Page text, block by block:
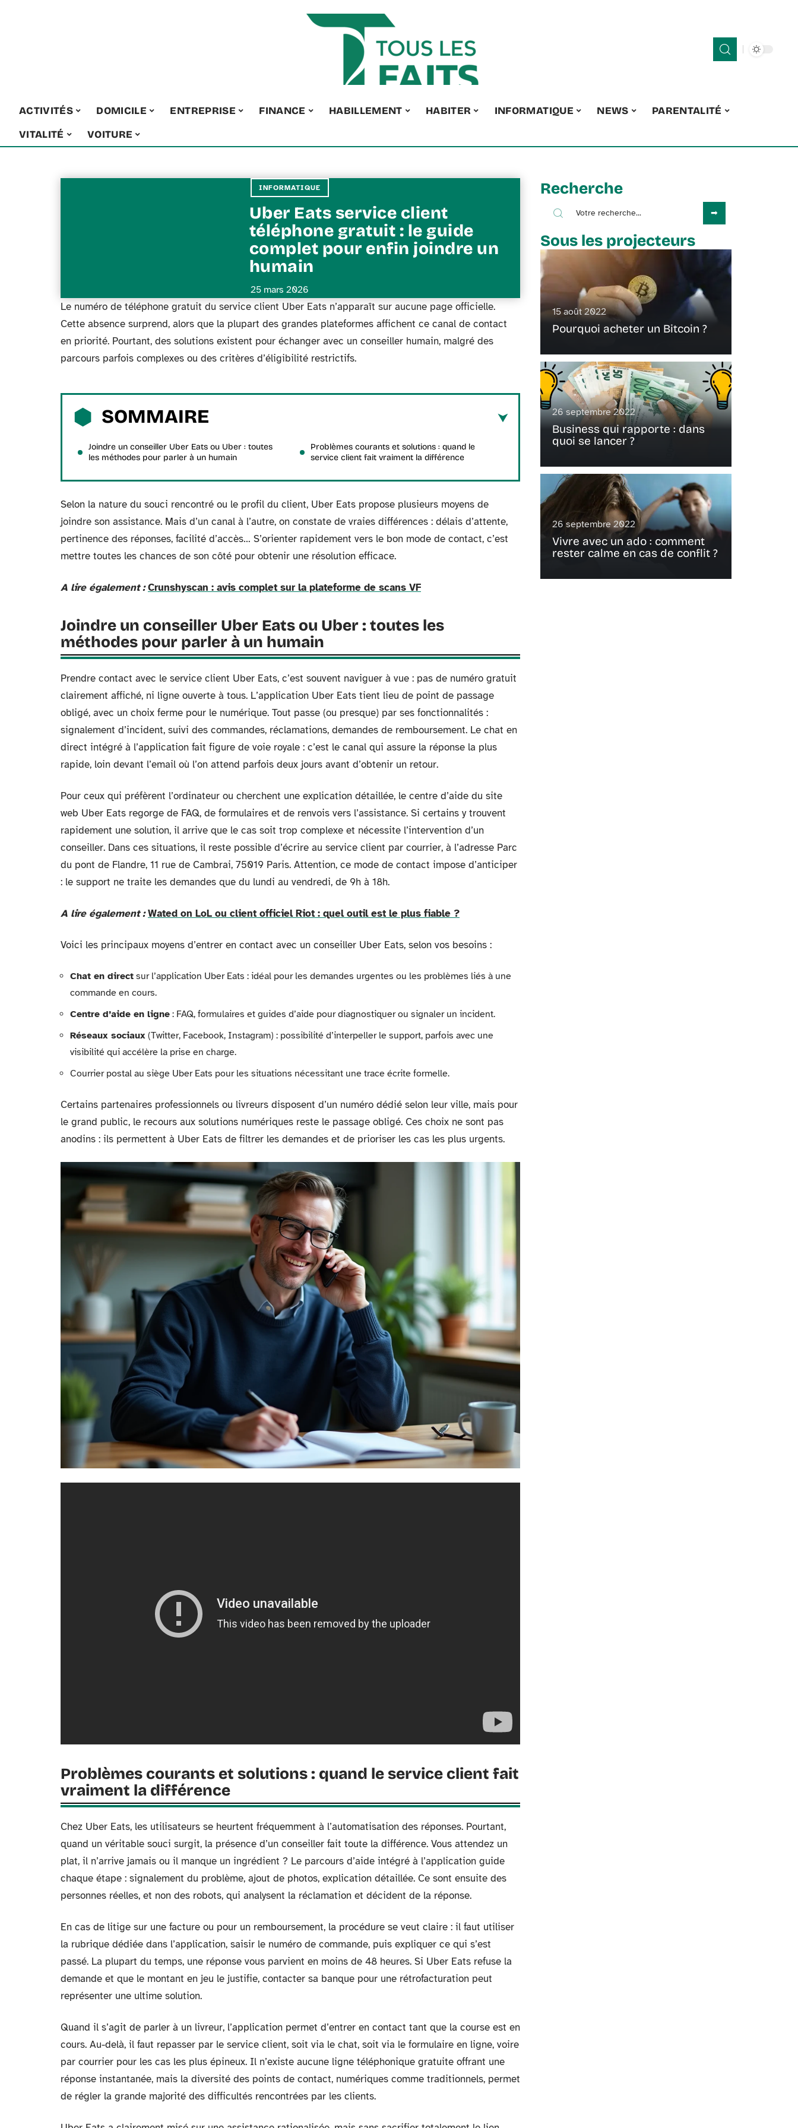
ACTIVITÉS DOMICILE ENTREPRISE FINANCE HABILLEMENT HABITER INFORMATIQUE NEWS
PARENTALITÉ
VITALITÉ
VOITURE
INFORMATIQUE
Uber Eats service client
téléphone gratuit : le guide
complet pour enfin joindre un
humain
25 mars 2026
Le numéro de téléphone gratuit du service client Uber Eats n’apparaît sur aucune page officielle.
Cette absence surprend, alors que la plupart des grandes plateformes affichent ce canal de contact
en priorité. Pourtant, des solutions existent pour échanger avec un conseiller humain, malgré des
parcours parfois complexes ou des critères d’éligibilité restrictifs.
SOMMAIRE
Joindre un conseiller Uber Eats ou Uber : toutes
les méthodes pour parler à un humain
Problèmes courants et solutions : quand le
service client fait vraiment la différence
Selon la nature du souci rencontré ou le profil du client, Uber Eats propose plusieurs moyens de
joindre son assistance. Mais d’un canal à l’autre, on constate de vraies différences : délais d’attente,
pertinence des réponses, facilité d’accès… S’orienter rapidement vers le bon mode de contact, c’est
mettre toutes les chances de son côté pour obtenir une résolution efficace.
A lire également : Crunshyscan : avis complet sur la plateforme de scans VF
Joindre un conseiller Uber Eats ou Uber : toutes les
méthodes pour parler à un humain
Prendre contact avec le service client Uber Eats, c’est souvent naviguer à vue : pas de numéro gratuit
clairement affiché, ni ligne ouverte à tous. L’application Uber Eats tient lieu de point de passage
obligé, avec un choix ferme pour le numérique. Tout passe (ou presque) par ses fonctionnalités :
signalement d’incident, suivi des commandes, réclamations, demandes de remboursement. Le chat en
direct intégré à l’application fait figure de voie royale : c’est le canal qui assure la réponse la plus
rapide, loin devant l’email où l’on attend parfois deux jours avant d’obtenir un retour.
Pour ceux qui préfèrent l’ordinateur ou cherchent une explication détaillée, le centre d’aide du site
web Uber Eats regorge de FAQ, de formulaires et de renvois vers l’assistance. Si certains y trouvent
rapidement une solution, il arrive que le cas soit trop complexe et nécessite l’intervention d’un
conseiller. Dans ces situations, il reste possible d’écrire au service client par courrier, à l’adresse Parc
du pont de Flandre, 11 rue de Cambrai, 75019 Paris. Attention, ce mode de contact impose d’anticiper
: le support ne traite les demandes que du lundi au vendredi, de 9h à 18h.
A lire également : Wated on LoL ou client officiel Riot : quel outil est le plus fiable ?
Voici les principaux moyens d’entrer en contact avec un conseiller Uber Eats, selon vos besoins :
Chat en direct sur l’application Uber Eats : idéal pour les demandes urgentes ou les problèmes liés à une
commande en cours.
Centre d’aide en ligne : FAQ, formulaires et guides d’aide pour diagnostiquer ou signaler un incident.
Réseaux sociaux (Twitter, Facebook, Instagram) : possibilité d’interpeller le support, parfois avec une
visibilité qui accélère la prise en charge.
Courrier postal au siège Uber Eats pour les situations nécessitant une trace écrite formelle.
Certains partenaires professionnels ou livreurs disposent d’un numéro dédié selon leur ville, mais pour
le grand public, le recours aux solutions numériques reste le passage obligé. Ces choix ne sont pas
anodins : ils permettent à Uber Eats de filtrer les demandes et de prioriser les cas les plus urgents.
Problèmes courants et solutions : quand le service client fait
vraiment la différence
Chez Uber Eats, les utilisateurs se heurtent fréquemment à l’automatisation des réponses. Pourtant,
quand un véritable souci surgit, la présence d’un conseiller fait toute la différence. Vous attendez un
plat, il n’arrive jamais ou il manque un ingrédient ? Le parcours d’aide intégré à l’application guide
chaque étape : signalement du problème, ajout de photos, explication détaillée. Ce sont ensuite des
personnes réelles, et non des robots, qui analysent la réclamation et décident de la réponse.
En cas de litige sur une facture ou pour un remboursement, la procédure se veut claire : il faut utiliser
la rubrique dédiée dans l’application, saisir le numéro de commande, puis expliquer ce qui s’est
passé. La plupart du temps, une réponse vous parvient en moins de 48 heures. Si Uber Eats refuse la
demande et que le montant en jeu le justifie, contacter sa banque pour une rétrofacturation peut
représenter une ultime solution.
Quand il s’agit de parler à un livreur, l’application permet d’entrer en contact tant que la course est en
cours. Au-delà, il faut repasser par le service client, soit via le chat, soit via le formulaire en ligne, voire
par courrier pour les cas les plus épineux. Il n’existe aucune ligne téléphonique gratuite offrant une
réponse instantanée, mais la diversité des points de contact, numériques comme traditionnels, permet
de régler la grande majorité des difficultés rencontrées par les clients.
Recherche
Sous les projecteurs
15 août 2022
Pourquoi acheter un Bitcoin ?
26 septembre 2022
Business qui rapporte : dans
quoi se lancer ?
26 septembre 2022
Vivre avec un ado : comment
rester calme en cas de conflit ?